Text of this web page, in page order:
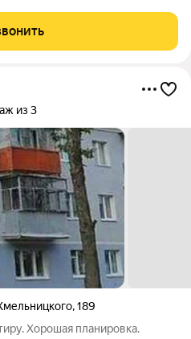
из 3
,189
Хорошая планировка.